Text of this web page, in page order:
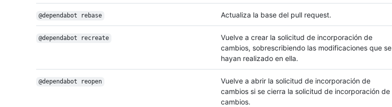
@dependabot rebase Actualiza la base del pull request.
@dependabot recreate
Vuelve a crear la solicitud de incorporación de
cambios, sobrescribiendo las modificaciones que se
hayan realizado en ella.
@dependabot reopen
Vuelve a abrir la solicitud de incorporación de
cambios si se cierra la solicitud de incorporación de
cambios.